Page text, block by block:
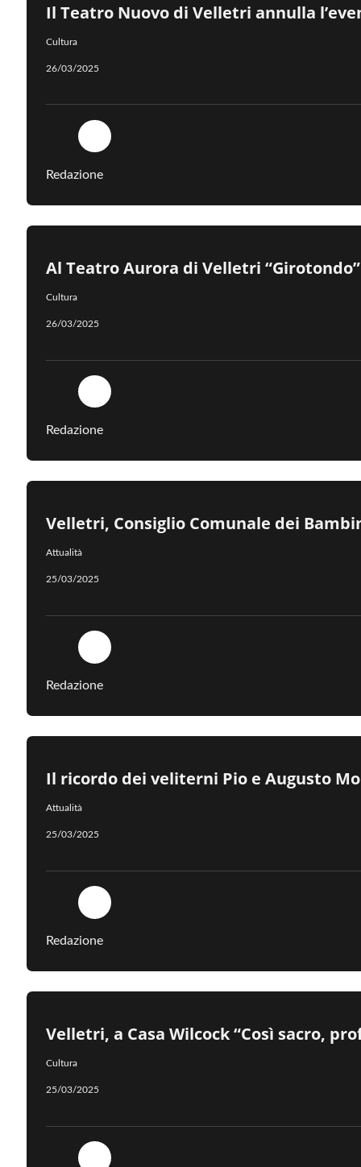
Il Teatro Nuovo di Velletri annulla
Cultura
26/03/2025
Redazione
Al Teatro Aurora di Velletri
Cultura
26/03/2025
Redazione
Velletri, Consiglio Comunale dei
Attualità
25/03/2025
Redazione
Il ricordo dei veliterni Pio e Augusto
Attualità
25/03/2025
Redazione
Velletri, a Casa Wilcock “Così sacro,
Cultura
25/03/2025